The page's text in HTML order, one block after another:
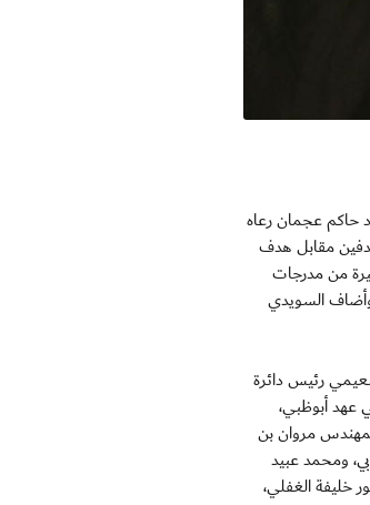
حاكم عجمان رعاه
مقابل هدف
من مدرجات
وأضاف السويدي
رئيس دائرة
عهد أبوظبي،
مروان بن
ومحمد عبيد
خليفة الغفلي،